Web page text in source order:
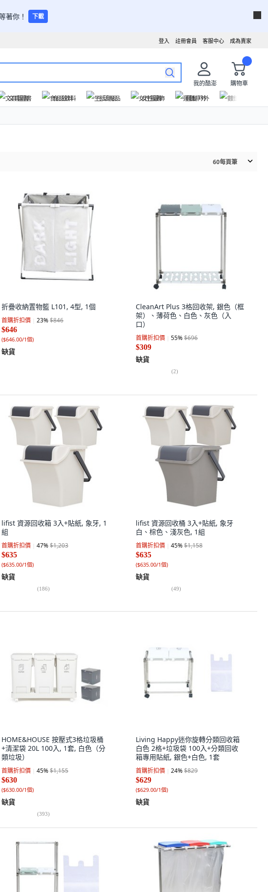
著你！ 下載
成為賣家
客服中心
註冊會員
登入
我的酷澎
購物車
文具圖書 食品飲料 生活用品 女性服飾 運動戶外 數位家電
60每頁筆
折疊收納置物籃 L101, 4型, 1個
首購折扣價 23%$846
$646
($646.00/1個)
缺貨
CleanArt Plus 3格回收架, 銀色（框
架）、薄荷色、白色、灰色（入
口）
首購折扣價 55%$696
$309
缺貨
(2)
lifist 資源回收箱 3入+貼紙, 象牙, 1
組
首購折扣價 47%$1,203
$635
($635.00/1個)
缺貨
(186)
lifist 資源回收桶 3入+貼紙, 象牙
白、棕色、淺灰色, 1組
首購折扣價 45%$1,158
$635
($635.00/1個)
缺貨
(49)
HOME&HOUSE 按壓式3格垃圾桶
+清潔袋 20L 100入, 1套, 白色（分
類垃圾）
首購折扣價 45%$1,155
$630
($630.00/1個)
缺貨
(393)
Living Happy迷你旋轉分類回收箱
白色 2格+垃圾袋 100入+分類回收
箱專用貼紙, 銀色+白色, 1套
首購折扣價 24%$829
$629
($629.00/1個)
缺貨